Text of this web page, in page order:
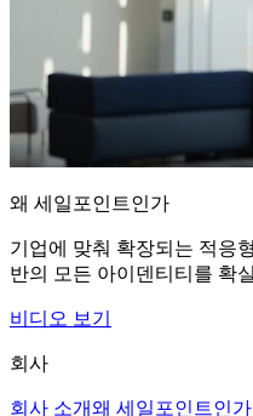
왜 세일포인트인가
기업에 맞춰 확장되는 적응
반의 모든 아이덴티티를 확
비디오 보기
회사
회사 소개왜 세일포인트인가